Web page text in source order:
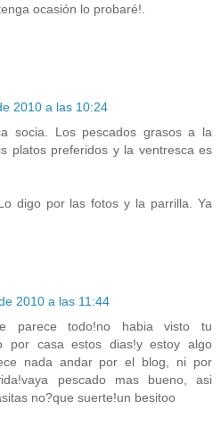
ocasión lo probaré!.
2010 a las 10:24
socia. Los pescados grasos a la
platos preferidos y la ventresca es
digo por las fotos y la parrilla. Ya
2010 a las 11:44
parece todo!no habia visto tu
por casa estos dias!y estoy algo
nada andar por el blog, ni por
pescado mas bueno, asi
no?que suerte!un besitoo